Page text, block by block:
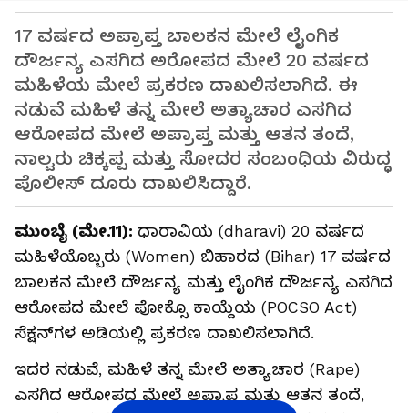
17 ವರ್ಷದ ಅಪ್ರಾಪ್ತ ಬಾಲಕನ ಮೇಲೆ ಲೈಂಗಿಕ
ದೌರ್ಜನ್ಯ ಎಸಗಿದ ಅರೋಪದ ಮೇಲೆ 20 ವರ್ಷದ
ಮಹಿಳೆಯ ಮೇಲೆ ಪ್ರಕರಣ ದಾಖಲಿಸಲಾಗಿದೆ. ಈ
ನಡುವೆ ಮಹಿಳೆ ತನ್ನ ಮೇಲೆ ಅತ್ಯಾಚಾರ ಎಸಗಿದ
ಆರೋಪದ ಮೇಲೆ ಅಪ್ರಾಪ್ತ ಮತ್ತು ಆತನ ತಂದೆ,
ನಾಲ್ವರು ಚಿಕ್ಕಪ್ಪ ಮತ್ತು ಸೋದರ ಸಂಬಂಧಿಯ ವಿರುದ್ಧ
ಪೊಲೀಸ್ ದೂರು ದಾಖಲಿಸಿದ್ದಾರೆ.
ಮುಂಬೈ (ಮೇ.11): ಧಾರಾವಿಯ (dharavi) 20 ವರ್ಷದ
ಮಹಿಳೆಯೊಬ್ಬರು (Women) ಬಿಹಾರದ (Bihar) 17 ವರ್ಷದ
ಬಾಲಕನ ಮೇಲೆ ದೌರ್ಜನ್ಯ ಮತ್ತು ಲೈಂಗಿಕ ದೌರ್ಜನ್ಯ ಎಸಗಿದ
ಆರೋಪದ ಮೇಲೆ ಪೋಕ್ಸೊ ಕಾಯ್ದೆಯ (POCSO Act)
ಸೆಕ್ಷನ್‌ಗಳ ಅಡಿಯಲ್ಲಿ ಪ್ರಕರಣ ದಾಖಲಿಸಲಾಗಿದೆ.
ಇದರ ನಡುವೆ, ಮಹಿಳೆ ತನ್ನ ಮೇಲೆ ಅತ್ಯಾಚಾರ (Rape)
ಎಸಗಿದ ಆರೋಪದ ಮೇಲೆ ಅಪ್ರಾಪ್ತ ಮತ್ತು ಆತನ ತಂದೆ,